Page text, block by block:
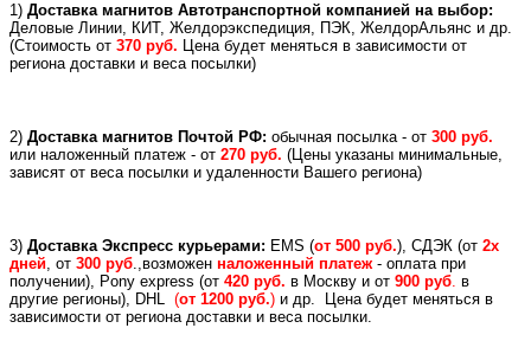
1) Доставка магнитов Автотранспортной компанией на выбор:
Деловые Линии, КИТ, Желдорэкспедиция, ПЭК, ЖелдорАльянс и др.
(Стоимость от 370 руб. Цена будет меняться в зависимости от
региона доставки и веса посылки)
2) Доставка магнитов Почтой РФ: обычная посылка - от 300 руб.
или наложенный платеж - от 270 руб. (Цены указаны минимальные,
зависят от веса посылки и удаленности Вашего региона)
3) Доставка Экспресс курьерами: EMS (от 500 руб.), СДЭК (от 2х
дней, от 300 руб.,возможен наложенный платеж- оплата при
получении), Pony express (от 420 руб. в Москву и от 900 руб. в
другие регионы), DHL (от 1200 руб.) и др.
Цена будет меняться в
зависимости от региона доставки и веса посылки.